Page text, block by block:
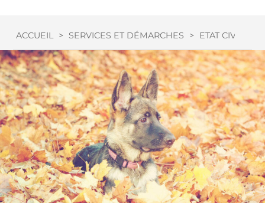
ACCUEIL > SERVICES ET DÉMARCHES > ETAT CIVIL